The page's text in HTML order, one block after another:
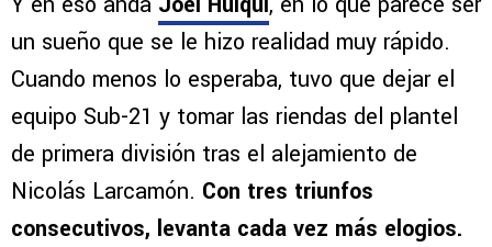
un sueño que se le hizo realidad muy rápido.
Cuando menos lo esperaba, tuvo que dejar el
equipo Sub-21 y tomar las riendas del plantel
de primera división tras el alejamiento de
Nicolás Larcamón. Con tres triunfos
consecutivos, levanta cada vez más elogios.